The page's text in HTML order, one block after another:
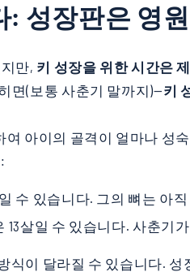
성장판은 영
만, 키 성장을 위한 시간은
면(보통 사춘기 말까지)—키
아이의 골격이 얼마나 성
수 있습니다. 그의 뼈는 아
13살일 수 있습니다. 사춘
식이 달라질 수 있습니다.